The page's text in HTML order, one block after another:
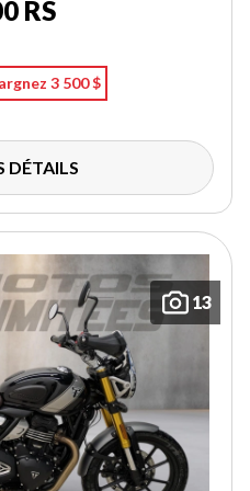
RS
3 500 $
DÉTAILS
13